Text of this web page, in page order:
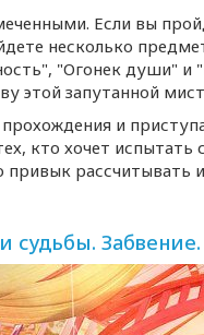
Если вы
несколько
"Огонек души" и
этой запутанной
и
кто хочет испытать
рассчитывать